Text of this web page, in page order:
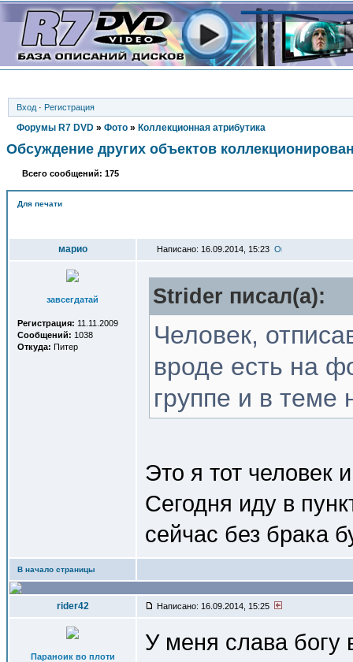
Вход · Регистрация
Форумы R7 DVD » Фото » Коллекционная атрибутика
Обсуждение других объектов
Всего сообщений: 175
Для печати
марио Написано: 16.09.2014, 15:23
завсегдатай
Регистрация: 11.11.2009
Сообщений: 1038
Откуда: Питер
Strider писал(a):
Человек,
вроде есть на
группе и в
Это я тот человек
Сегодня иду в
сейчас без брака
В начало страницы
rider42 Написано: 16.09.2014, 15:25
Параноик во плоти
У меня слава богу